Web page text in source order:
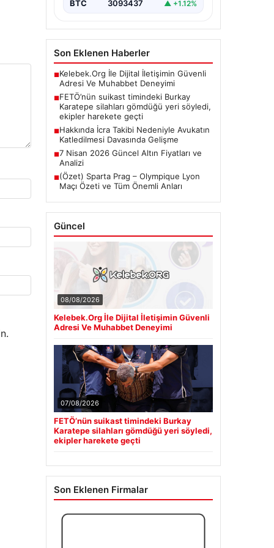
BTC 3093437 ▲ +1.12%
Son Eklenen Haberler
■Kelebek.Org İle Dijital İletişimin Güvenli
Adresi Ve Muhabbet Deneyimi
■FETÖ’nün suikast timindeki Burkay
Karatepe silahları gömdüğü yeri söyledi,
ekipler harekete geçti
■Hakkında İcra Takibi Nedeniyle Avukatın
Katledilmesi Davasında Gelişme
■7 Nisan 2026 Güncel Altın Fiyatları ve
Analizi
■(Özet) Sparta Prag – Olympique Lyon
Maçı Özeti ve Tüm Önemli Anları
Güncel
08/08/2026
Kelebek.Org İle Dijital İletişimin Güvenli
Adresi Ve Muhabbet Deneyimi
07/08/2026
FETÖ’nün suikast timindeki Burkay
Karatepe silahları gömdüğü yeri söyledi,
ekipler harekete geçti
Son Eklenen Firmalar